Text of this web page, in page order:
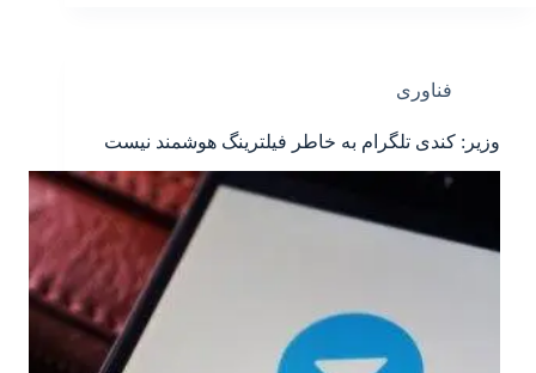
فناوری
وزیر: کندی تلگرام به خاطر فیلترینگ هوشمند نیست